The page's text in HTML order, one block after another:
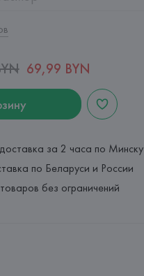
69,99 BYN
за 2 часа по Минску
по Беларуси и России
без ограничений